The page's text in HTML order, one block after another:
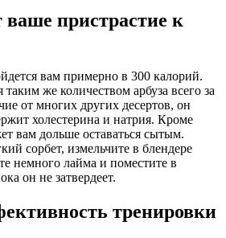
ваше пристрастие к
вам примерно в 300 калорий.
же количеством арбуза всего за
от многих других десертов, он
холестерина и натрия. Кроме
вам дольше оставаться сытым.
сорбет, измельчите в блендере
немного лайма и поместите в
он не затвердеет.
тренировки